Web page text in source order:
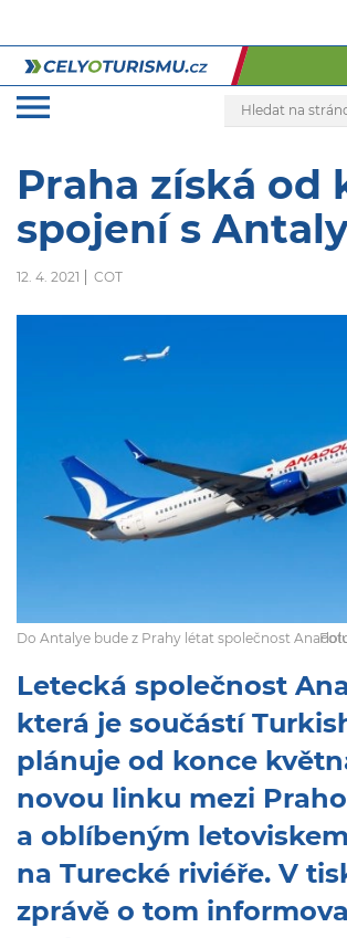
Praha získá od
spojení s
12. 4. 2021 COT
Do Antalye bude z Prahy létat společnost
Letecká společnost
která je součástí
plánuje od konce
novou linku mezi
a oblíbeným
na Turecké riviéře. V
zprávě o tom